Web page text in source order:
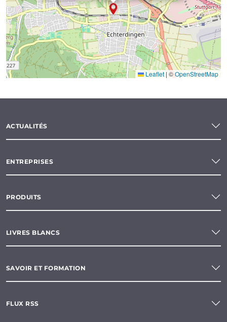
Leaflet | ©OpenStreetMap
ACTUALITÉS
ENTREPRISES
PRODUITS
LIVRES BLANCS
SAVOIR ET FORMATION
FLUX RSS